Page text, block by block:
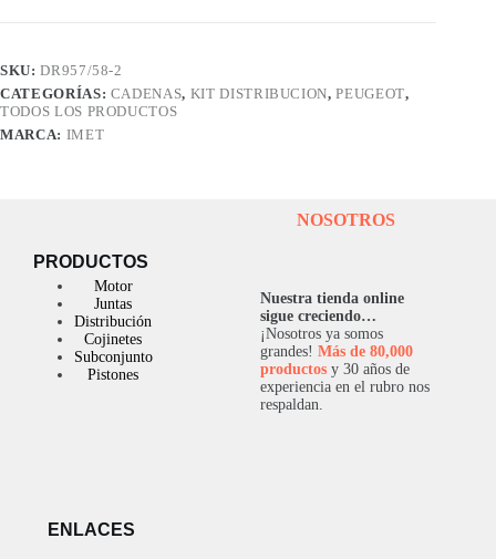
SKU:DR957/58-2
CATEGORÍAS: CADENAS, KIT DISTRIBUCION,PEUGEOT,
TODOS LOS PRODUCTOS
MARCA: IMET
PRODUCTOS
Motor
Juntas
Distribución
Cojinetes
Subconjunto
Pistones
NOSOTROS
Nuestra tienda online
sigue creciendo…
¡Nosotros ya somos
grandes!Más de 80,000
productos y 30 años de
experiencia en el rubro nos
respaldan.
ENLACES